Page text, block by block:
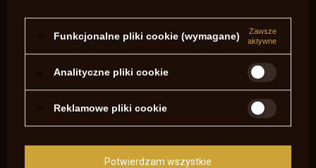
niezwłocznie, najciekawsze pytania i
Zadaj pytanie
NAPISZ SWOJĄ OPINIĘ
Twoja ocena:
5/5
Funkcjonalne pliki cookie (wymagane)
Zawsze
aktywne
Analityczne pliki cookie
Reklamowe pliki cookie
Potwierdzam wszystkie